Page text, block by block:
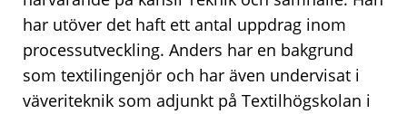
har utöver det haft ett antal uppdrag inom
processutveckling. Anders har en bakgrund
som textilingenjör och har även undervisat i
väveriteknik som adjunkt på Textilhögskolan i